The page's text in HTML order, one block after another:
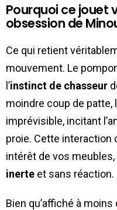
Pourquoi ce jouet
obsession de
Ce qui retient
mouvement. Le
l’instinct de chasseur
moindre coup de patte,
imprévisible, incitant
proie. Cette
intérêt de vos
inerte et sans réaction.
Bien qu’affiché à moins